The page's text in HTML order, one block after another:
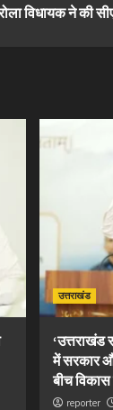
विधायक ने की
उत्तराखंड
‘उत्तराखंड
में सरकार
बीच
reporter